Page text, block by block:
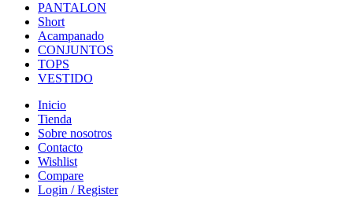
PANTALON
Short
Acampanado
CONJUNTOS
TOPS
VESTIDO
Inicio
Tienda
Sobre nosotros
Contacto
Wishlist
Compare
Login / Register